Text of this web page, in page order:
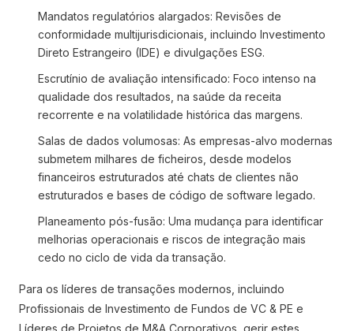
Mandatos regulatórios alargados: Revisões de
conformidade multijurisdicionais, incluindo Investimento
Direto Estrangeiro (IDE) e divulgações ESG.
Escrutínio de avaliação intensificado: Foco intenso na
qualidade dos resultados, na saúde da receita
recorrente e na volatilidade histórica das margens.
Salas de dados volumosas: As empresas-alvo modernas
submetem milhares de ficheiros, desde modelos
financeiros estruturados até chats de clientes não
estruturados e bases de código de software legado.
Planeamento pós-fusão: Uma mudança para identificar
melhorias operacionais e riscos de integração mais
cedo no ciclo de vida da transação.
Para os líderes de transações modernos, incluindo
Profissionais de Investimento de Fundos de VC & PE e
Líderes de Projetos de M&A Corporativos, gerir estes